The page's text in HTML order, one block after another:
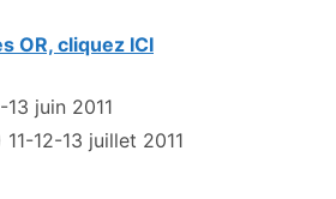
OR, cliquez ICI
13 juin 2011
11-12-13 juillet 2011